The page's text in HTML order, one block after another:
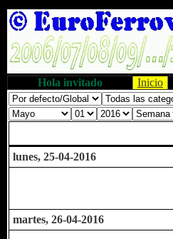
Hola invitado Inicio
lunes, 25-04-2016
martes, 26-04-2016